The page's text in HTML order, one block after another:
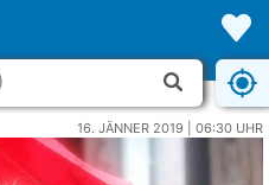
16. JÄNNER 2019 | 06:30 UHR